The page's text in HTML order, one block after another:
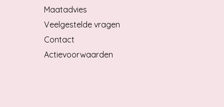
Maatadvies
Veelgestelde vragen
Contact
Actievoorwaarden